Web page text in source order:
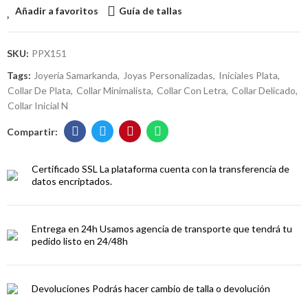
Añadir a favoritos Guía de tallas
SKU: PPX151
Tags: Joyería Samarkanda Joyas Personalizadas Iniciales Plata
Collar De Plata Collar Minimalista Collar Con Letra Collar Delicado
Collar Inicial N
Certificado SSL La plataforma cuenta con la transferencia de
datos encriptados.
Entrega en 24h Usamos agencia de transporte que tendrá tu
pedido listo en 24/48h
Devoluciones Podrás hacer cambio de talla o devolución